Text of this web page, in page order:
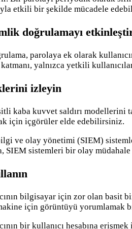
etkili bir şekilde mücadele
doğrulamayı
parolaya ek olarak
yalnızca yetkili
izleyin
kaba kuvvet saldırı modellerini
için içgörüler elde edebilirsiniz.
ve olay yönetimi (SIEM)
SIEM sistemleri bir olay müdahale
bilgisayar için zor olan basit
için görüntüyü yorumlamak
bir kullanıcı hesabına